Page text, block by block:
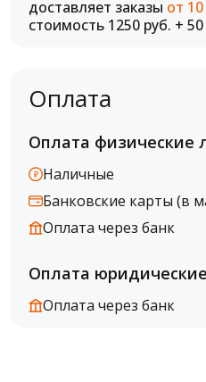
доставляет заказы от
стоимость 1250 руб. +
Оплата
Оплата физические
Наличные
Банковские карты (в
Оплата через банк
Оплата
Оплата через банк